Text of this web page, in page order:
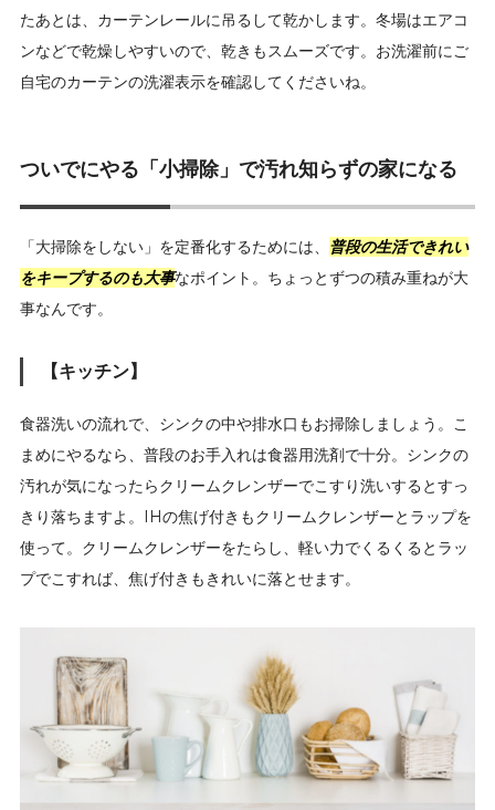
たあとは、カーテンレールに吊るして乾かします。冬場はエアコ
ンなどで乾燥しやすいので、乾きもスムーズです。お洗濯前にご
自宅のカーテンの洗濯表示を確認してくださいね。
ついでにやる「小掃除」で汚れ知らずの家になる
「大掃除をしない」を定番化するためには、 普段の生活できれい
をキープするのも大事なポイント。ちょっとずつの積み重ねが大
事なんです。
【キッチン】
食器洗いの流れで、シンクの中や排水口もお掃除しましょう。こ
まめにやるなら、普段のお手入れは食器用洗剤で十分。シンクの
汚れが気になったらクリームクレンザーでこすり洗いするとすっ
きり落ちますよ。IHの焦げ付きもクリームクレンザーとラップを
使って。クリームクレンザーをたらし、軽い力でくるくるとラッ
プでこすれば、焦げ付きもきれいに落とせます。